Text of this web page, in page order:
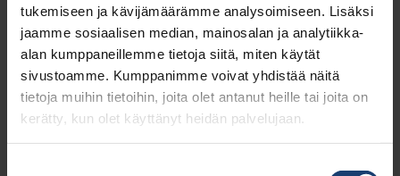
tukemiseen ja kävijämäärämme analysoimiseen. Lisäksi
jaamme sosiaalisen median, mainosalan ja analytiikka-
alan kumppaneillemme tietoja siitä, miten käytät
sivustoamme. Kumppanimme voivat yhdistää näitä
tietoja muihin tietoihin, joita olet antanut heille tai joita on
kerätty, kun olet käyttänyt heidän palvelujaan.